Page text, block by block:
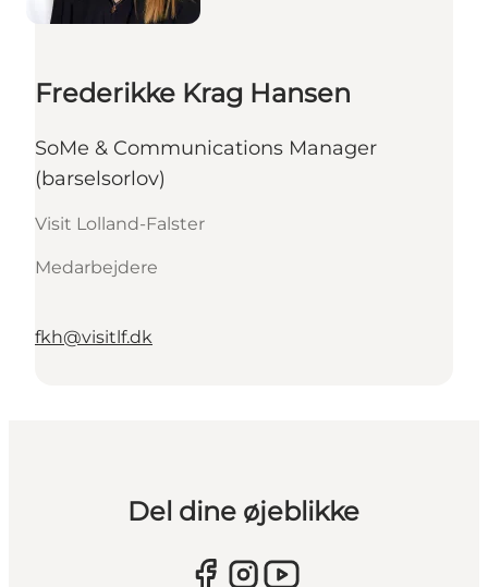
Frederikke Krag Hansen
SoMe & Communications Manager
(barselsorlov)
Visit Lolland-Falster
Medarbejdere
fkh@visitlf.dk
Del dine øjeblikke